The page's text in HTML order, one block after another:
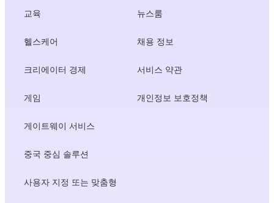
교육
헬스케어
크리에이터 경제
게임
게이트웨이 서비스
중국 중심 솔루션
사용자 지정 또는 맞춤형
뉴스룸
채용 정보
서비스 약관
개인정보 보호정책